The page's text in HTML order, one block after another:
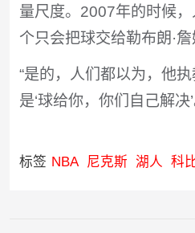
量尺度。2007年的时候
个只会把球交给勒布朗·
“是的，人们都以为，他
是‘球给你，你们自己解决’
标签 NBA 尼克斯 湖人 科